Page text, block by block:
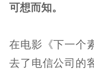
可想而知。
在电影《下一个
去了电信公司的